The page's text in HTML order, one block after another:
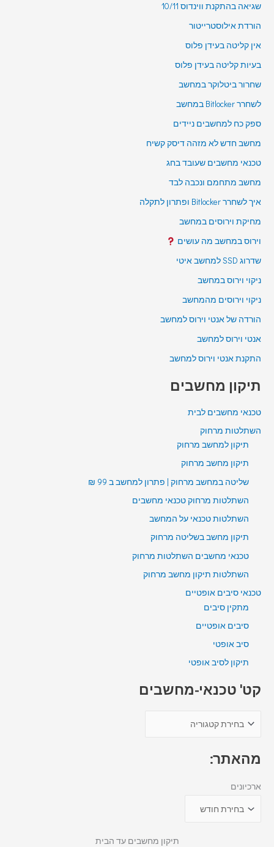
שגיאה בהתקנת ווינדוס 10/11
הורדת אילוסטרייטור
אין קליטה בעידן פלוס
בעיות קליטה בעידן פלוס
שחרור ביטלוקר במחשב
לשחרר Bitlocker במחשב
ספק כח למחשבים ניידים
מחשב חדש לא מזהה דיסק קשיח
טכנאי מחשבים שעובד בחג
מחשב מתחמם ונכבה לבד
איך לשחרר Bitlocker ופתרון לתקלה
מחיקת וירוסים במחשב
וירוס במחשב מה עושים
שדרוג SSD למחשב איטי
ניקוי וירוס במחשב
ניקוי וירוסים מהמחשב
הורדה של אנטי וירוס למחשב
אנטי וירוס למחשב
התקנת אנטי וירוס למחשב
תיקון מחשבים
טכנאי מחשבים לבית
השתלטות מרחוק
תיקון למחשב מרחוק
תיקון מחשב מרחוק
שליטה במחשב מרחוק | פתרון למחשב ב 99 ₪
השתלטות מרחוק טכנאי מחשבים
השתלטות טכנאי על המחשב
תיקון מחשב בשליטה מרחוק
טכנאי מחשבים השתלטות מרחוק
השתלטות תיקון מחשב מרחוק
טכנאי סיבים אופטיים
מתקין סיבים
סיבים אופטיים
סיב אופטי
תיקון לסיב אופטי
קט' טכנאי-מחשבים
מהאתר:
ארכיונים
תיקון מחשבים עד הבית